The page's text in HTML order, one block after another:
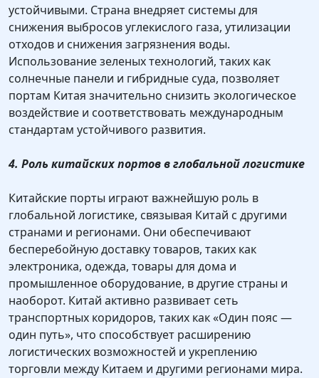
устойчивыми. Страна внедряет системы для
снижения выбросов углекислого газа, утилизации
отходов и снижения загрязнения воды.
Использование зеленых технологий, таких как
солнечные панели и гибридные суда, позволяет
портам Китая значительно снизить экологическое
воздействие и соответствовать международным
стандартам устойчивого развития.
4. Роль китайских портов в глобальной логистике
Китайские порты играют важнейшую роль в
глобальной логистике, связывая Китай с другими
странами и регионами. Они обеспечивают
бесперебойную доставку товаров, таких как
электроника, одежда, товары для дома и
промышленное оборудование, в другие страны и
наоборот. Китай активно развивает сеть
транспортных коридоров, таких как «Один пояс —
один путь», что способствует расширению
логистических возможностей и укреплению
торговли между Китаем и другими регионами мира.